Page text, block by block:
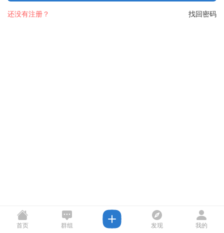
找回密码
还没有注册？
首页 群组 发现 我的